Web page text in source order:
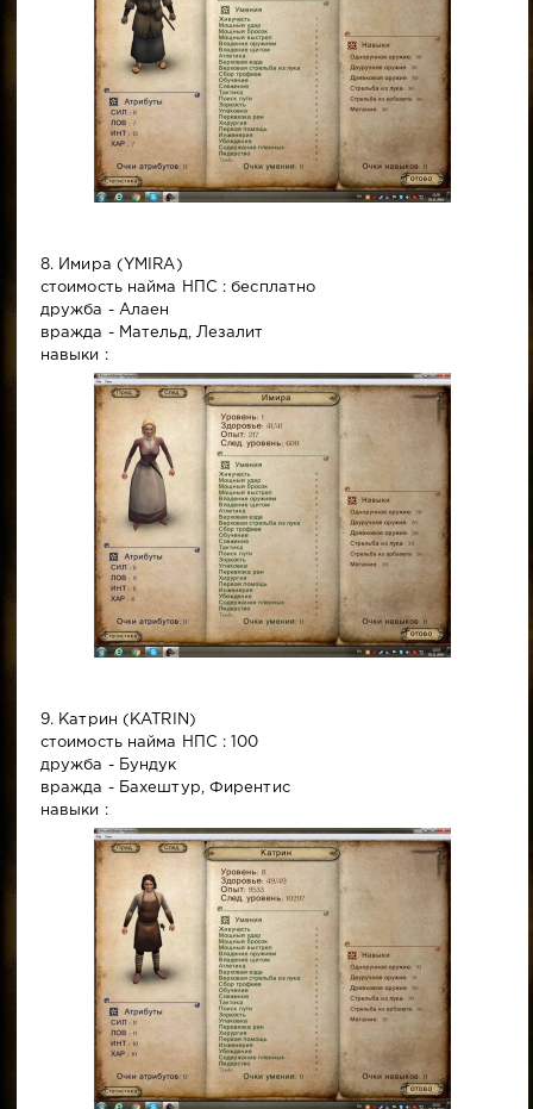
8. Имира (YMIRA)
стоимость найма НПС : бесплатно
дружба - Алаен
вражда - Мательд, Лезалит
навыки :
9. Катрин (KATRIN)
стоимость найма НПС : 100
дружба - Бундук
вражда - Бахештур, Фирентис
навыки :